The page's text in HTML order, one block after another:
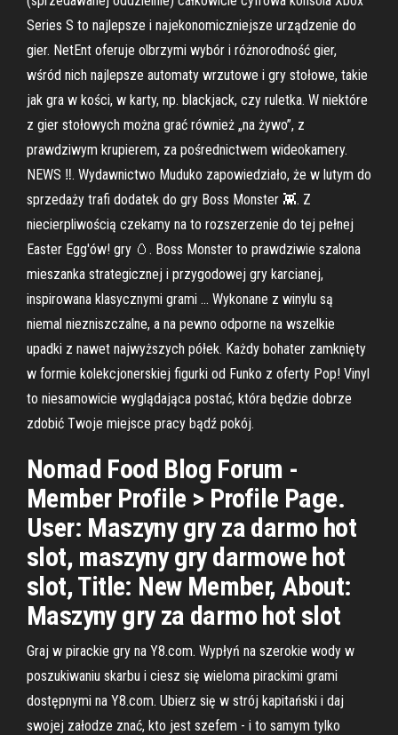
Series S to najlepsze i najekonomiczniejsze urządzenie do
gier. NetEnt oferuje olbrzymi wybór i różnorodność gier,
wśród nich najlepsze automaty wrzutowe i gry stołowe, takie
jak gra w kości, w karty, np. blackjack, czy ruletka. W niektóre
z gier stołowych można grać również „na żywo”, z
prawdziwym krupierem, za pośrednictwem wideokamery.
NEWS ‼. Wydawnictwo Muduko zapowiedziało, że w lutym do
sprzedaży trafi dodatek do gry Boss Monster 👾. Z
niecierpliwością czekamy na to rozszerzenie do tej pełnej
Easter Egg'ów! gry 🥚. Boss Monster to prawdziwie szalona
mieszanka strategicznej i przygodowej gry karcianej,
inspirowana klasycznymi grami … Wykonane z winylu są
niemal niezniszczalne, a na pewno odporne na wszelkie
upadki z nawet najwyższych półek. Każdy bohater zamknięty
w formie kolekcjonerskiej figurki od Funko z oferty Pop! Vinyl
to niesamowicie wyglądająca postać, która będzie dobrze
zdobić Twoje miejsce pracy bądź pokój.
Nomad Food Blog Forum -
Member Profile > Profile Page.
User: Maszyny gry za darmo hot
slot, maszyny gry darmowe hot
slot, Title: New Member, About:
Maszyny gry za darmo hot slot
Graj w pirackie gry na Y8.com. Wypłyń na szerokie wody w
poszukiwaniu skarbu i ciesz się wieloma pirackimi grami
dostępnymi na Y8.com. Ubierz się w strój kapitański i daj
swojej załodze znać, kto jest szefem - i to samym tylko